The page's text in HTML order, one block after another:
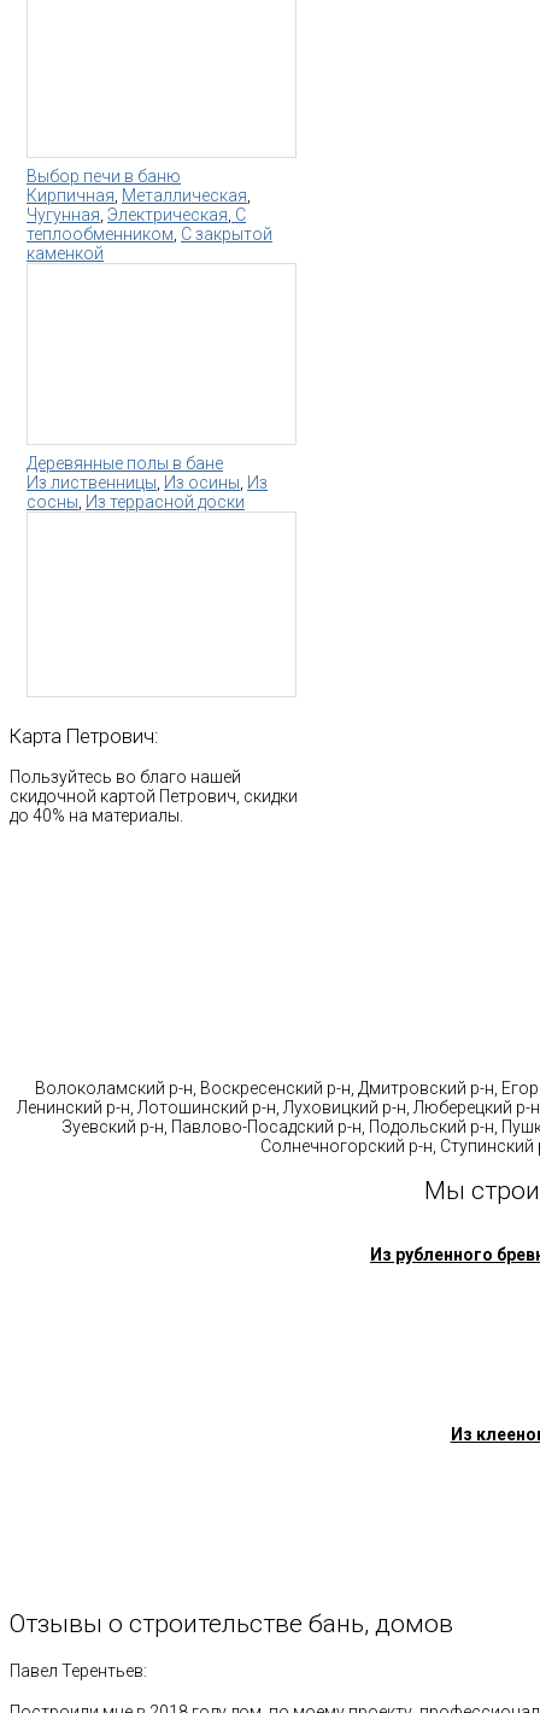
Выбор печи в баню
Кирпичная Металлическая
Чугунная Электрическая С
теплообменником С закрытой
каменкой
Деревянные полы в бане
Из лиственницы Из осины Из
сосны Из террасной доски
Карта Петрович:
Пользуйтесь во благо нашей
скидочной картой Петрович, скидки
до 40% на материалы.
Волоколамский р-н, Воскресенский р-н, Дмитровский р-н,
Ленинский р-н, Лотошинский р-н, Луховицкий р-н, Люберецкий
Зуевский р-н, Павлово-Посадский р-н, Подольский р-н,
Солнечногорский р-н,
Мы
Из рубленного
Из
Отзывы о строительстве бань, домов
Павел Терентьев: